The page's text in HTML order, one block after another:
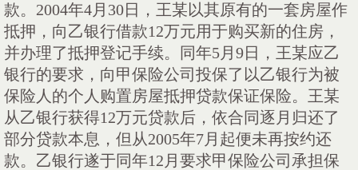
款。2004年4月30日，王某以其原有的一套房屋作
抵押，向乙银行借款12万元用于购买新的住房，
并办理了抵押登记手续。同年5月9日，王某应乙
银行的要求，向甲保险公司投保了以乙银行为被
保险人的个人购置房屋抵押贷款保证保险。王某
从乙银行获得12万元贷款后，依合同逐月归还了
部分贷款本息，但从2005年7月起便未再按约还
款。乙银行遂于同年12月要求甲保险公司承担保